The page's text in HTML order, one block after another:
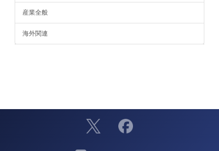
産業全般
海外関連